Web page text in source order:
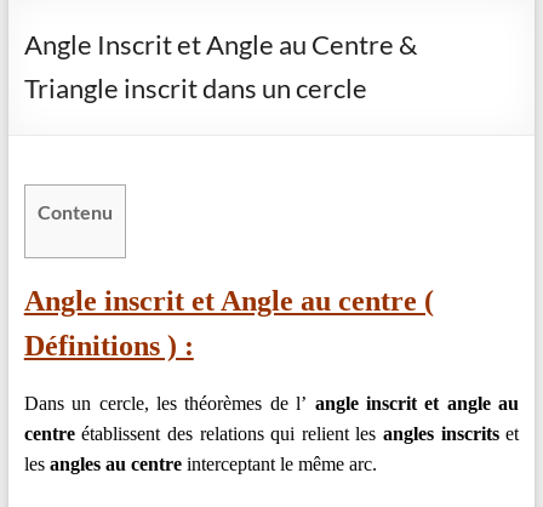
Piger-
lesmaths
–
Rappels
–
Méthodes
Résultats
Angle Inscrit et Angle au Centre &
Triangle inscrit dans un cercle
Contenu
Angle inscrit et Angle au centre (
Définitions ) :
Dans un cercle, les théorèmes de l’ angle inscrit et angle au
centreétablissent des relations qui relient lesangles inscritset
les angles au centreinterceptant le même arc.